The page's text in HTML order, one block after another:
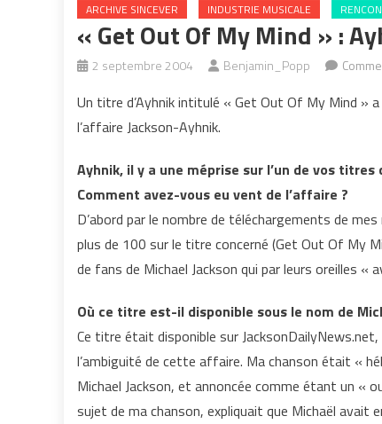
ARCHIVE SINCEVER INDUSTRIE MUSICALE
« Get Out Of My Mind » :
2 septembre 2004 Benjamin_Popp
Un titre d’Ayhnik intitulé « Get Out Of My Mind »
l’affaire Jackson-Ayhnik.
Ayhnik, il y a une méprise sur l’un de vos
Comment avez-vous eu vent de l’affaire ?
D’abord par le nombre de téléchargements de
plus de 100 sur le titre concerné (Get Out Of My
de fans de Michael Jackson qui par leurs oreilles
Où ce titre est-il disponible sous le nom de
Ce titre était disponible sur
l’ambiguité de cette affaire. Ma chanson était «
Michael Jackson, et annoncée comme étant un «
sujet de ma chanson, expliquait que Michaël